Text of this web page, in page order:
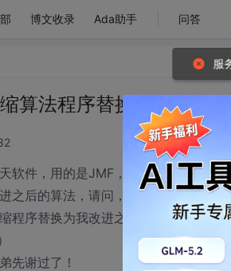
博文收录 Ada助手 问答
算法程序替换为自己改写
软件，用的是JMF，
之后的算法，请问，
程序替换为我改进之后
先谢过了！
服